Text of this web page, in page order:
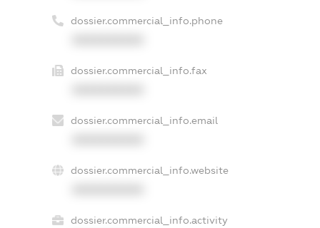
dossier.commercial_info.phone
dossier.commercial_info.fax
dossier.commercial_info.email
dossier.commercial_info.website
dossier.commercial_info.activity